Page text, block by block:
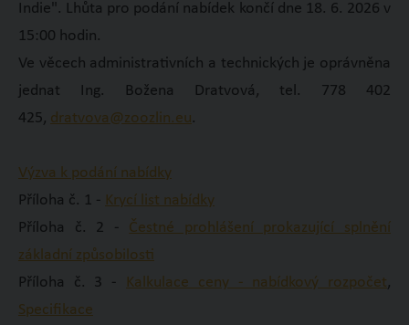
Indie". Lhůta pro podání nabídek končí dne 18. 6. 2026 v
15:00 hodin.
Ve věcech administrativních a technických je oprávněna
jednat Ing. Božena Dratvová, tel. 778 402
425, dratvova@zoozlin.eu.
Výzva k podání nabídky
Příloha č. 1 - Krycí list nabídky
Příloha č. 2 - Čestné prohlášení prokazující splnění
základní způsobilosti
Příloha č. 3 -
Kalkulace ceny - nabídkový rozpočet,
Specifikace